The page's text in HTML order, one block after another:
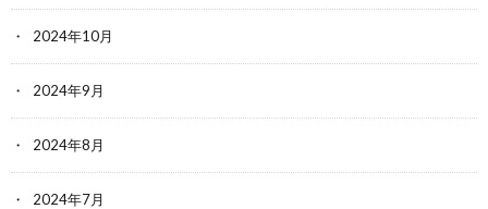
2024年10月
2024年9月
2024年8月
2024年7月